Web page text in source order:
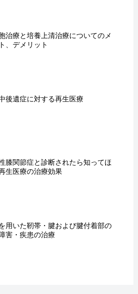
治療と培養上清治療についてのメ
、デメリット
後遺症に対する再生医療
膝関節症と診断されたら知ってほ
生医療の治療効果
用いた靭帯・腱および腱付着部の
害・疾患の治療